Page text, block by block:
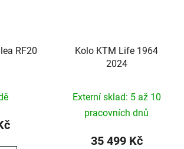
RF20
Kolo KTM Life 1964
2024
Externí sklad: 5 až 10
pracovních dnů
35 499 Kč